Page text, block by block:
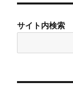
の
ペ
ー
ジ
サイト内検索